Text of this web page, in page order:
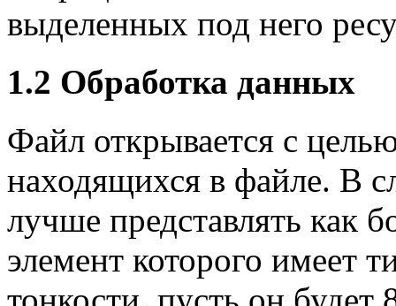
выделенных под него
1.2 Обработка данных
Файл открывается с
находящихся в файле. В
лучше представлять как
элемент которого имеет